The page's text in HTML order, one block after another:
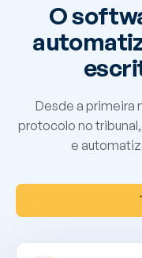
O
Desde a primeira
protocolo no
e